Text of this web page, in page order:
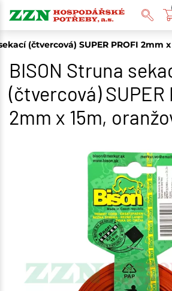
(čtvercová) SUPER PROFI 2mm
BISON Struna
(čtvercová) SUPER
2mm x 15m,